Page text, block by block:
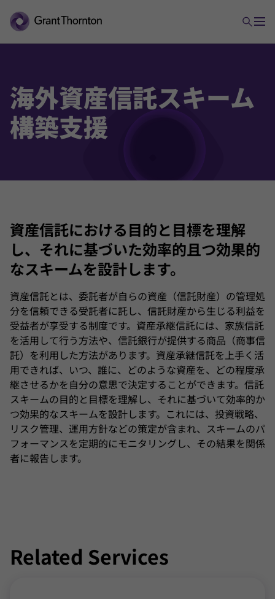
海外資産信託スキーム
構築支援
資産信託における目的と目標を理解
し、それに基づいた効率的且つ効果的
なスキームを設計します。
資産信託とは、委託者が自らの資産（信託財産）の管理処
分を信頼できる受託者に託し、信託財産から生じる利益を
受益者が享受する制度です。資産承継信託には、家族信託
を活用して行う方法や、信託銀行が提供する商品（商事信
託）を利用した方法があります。資産承継信託を上手く活
用できれば、いつ、誰に、どのような資産を、どの程度承
継させるかを自分の意思で決定することができます。信託
スキームの目的と目標を理解し、それに基づいて効率的か
つ効果的なスキームを設計します。これには、投資戦略、
リスク管理、運用方針などの策定が含まれ、スキームのパ
フォーマンスを定期的にモニタリングし、その結果を関係
者に報告します。
Related Services